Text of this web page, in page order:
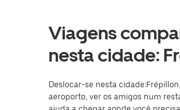
Viagens
nesta cidade:
Deslocar-se nesta
aeroporto, ver os amigos num